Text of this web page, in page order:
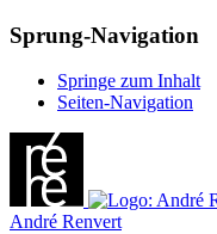
Sprung-Navigation
Springe zum Inhalt
Seiten-Navigation
André Renvert